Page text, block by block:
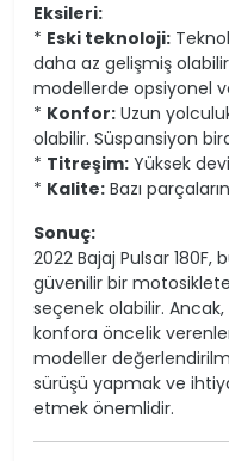
Eksileri:
* Eski teknoloji:
daha az gelişmiş
modellerde opsiyonel
* Konfor: Uzun
olabilir. Süspansiyon
* Titreşim: Yüksek
* Kalite: Bazı
Sonuç:
2022 Bajaj Pulsar 180F,
güvenilir bir
seçenek olabilir.
konfora öncelik
modeller
sürüşü yapmak ve
etmek önemlidir.